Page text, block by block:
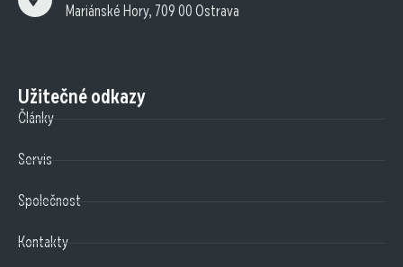
Mariánské Hory, 709 00 Ostrava
Užitečné odkazy
Články
Servis
Společnost
Kontakty